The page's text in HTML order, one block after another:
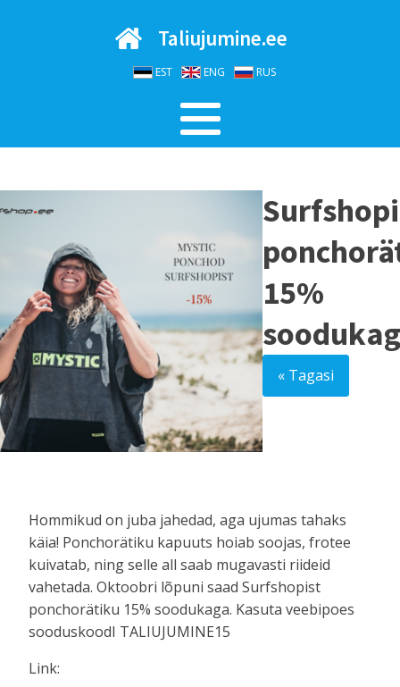
Taliujumine.ee
EST ENG RUS
15%
« Tagasi
Hommikud on juba jahedad, aga ujumas tahaks
käia! Ponchorätiku kapuuts hoiab soojas, frotee
kuivatab, ning selle all saab mugavasti riideid
vahetada. Oktoobri lõpuni saad Surfshopist
ponchorätiku 15% soodukaga. Kasuta veebipoes
sooduskoodI TALIUJUMINE15
Link: